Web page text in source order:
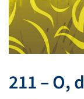
211 – O,